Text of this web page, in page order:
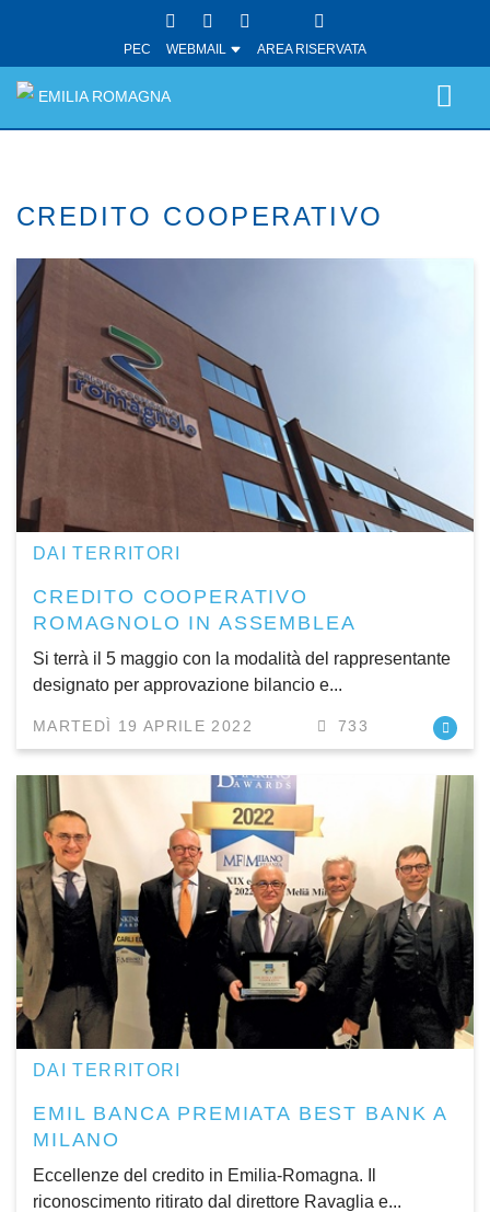
PEC WEBMAIL AREA RISERVATA
EMILIA ROMAGNA
CREDITO COOPERATIVO
DAI TERRITORI
CREDITO COOPERATIVO
ROMAGNOLO IN ASSEMBLEA
Si terrà il 5 maggio con la modalità del rappresentante
designato per approvazione bilancio e...
MARTEDÌ 19 APRILE 2022 733
DAI TERRITORI
EMIL BANCA PREMIATA BEST BANK A
MILANO
Eccellenze del credito in Emilia-Romagna. Il
riconoscimento ritirato dal direttore Ravaglia e...